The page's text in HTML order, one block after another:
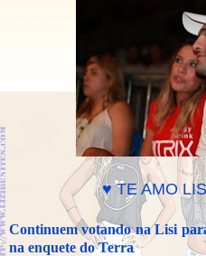
♥ TE AMO
Continuem votando na Lisi
na enquete do Terra